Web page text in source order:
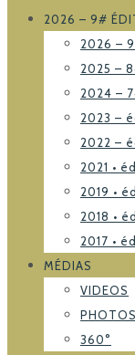
2026 – 9#
2026 –
2025 –
2024 –
2023 –
2022 –
2021 •
2019 •
2018 •
2017 •
MÉDIAS
VIDEOS
PHOTOS
360°